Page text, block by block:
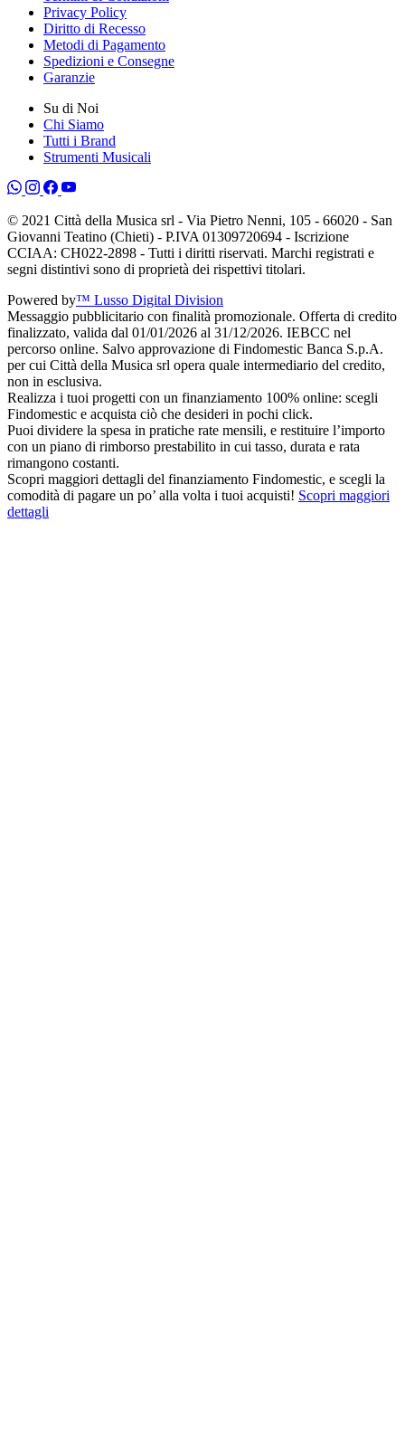
Privacy Policy
Diritto di Recesso
Metodi di Pagamento
Spedizioni e Consegne
Garanzie
Su di Noi
Chi Siamo
Tutti i Brand
Strumenti Musicali
© 2021 Città della Musica srl - Via Pietro Nenni, 105 - 66020 - San
Giovanni Teatino (Chieti) - P.IVA 01309720694 - Iscrizione
CCIAA: CH022-2898 - Tutti i diritti riservati. Marchi registrati e
segni distintivi sono di proprietà dei rispettivi titolari.
Powered by™ Lusso Digital Division
Messaggio pubblicitario con finalità promozionale. Offerta di credito
finalizzato, valida dal 01/01/2026 al 31/12/2026. IEBCC nel
percorso online. Salvo approvazione di Findomestic Banca S.p.A.
per cui Città della Musica srl opera quale intermediario del credito,
non in esclusiva.
Realizza i tuoi progetti con un finanziamento 100% online: scegli
Findomestic e acquista ciò che desideri in pochi click.
Puoi dividere la spesa in pratiche rate mensili, e restituire l’importo
con un piano di rimborso prestabilito in cui tasso, durata e rata
rimangono costanti.
Scopri maggiori dettagli del finanziamento Findomestic, e scegli la
comodità di pagare un po’ alla volta i tuoi acquisti! Scopri maggiori
dettagli